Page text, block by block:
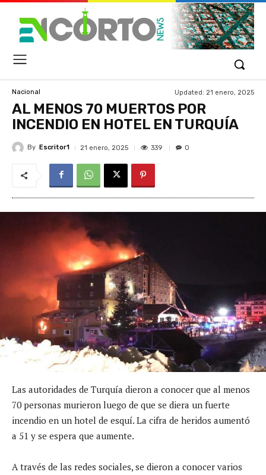
Nacional Updated: 21 enero, 2025
AL MENOS 70 MUERTOS POR
INCENDIO EN HOTEL EN TURQUÍA
By Escritor1 21 enero, 2025 339 0
Las autoridades de Turquía dieron a conocer que al menos
70 personas murieron luego de que se diera un fuerte
incendio en un hotel de esquí. La cifra de heridos aumentó
a 51 y se espera que aumente.
A través de las redes sociales, se dieron a conocer varios